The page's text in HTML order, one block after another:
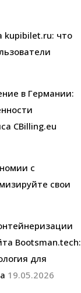
kupibilet.ru: что
в Германии:
CBilling.eu
с
свои
Bootsman.tech:
для
19.05.2026